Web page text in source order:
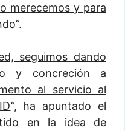
merecemos y para
”.
seguimos dando
y concreción a
al servicio al
”, ha apuntado el
en la idea de